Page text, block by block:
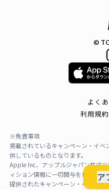
ア
©
よく
利用規
※免責事項
掲載されているキャンペーン・イベ
供しているものとなります。
Apple Inc、アップルジャパン株式
ィション情報に一切関与をしており
提供されたキャンペーン・イベント